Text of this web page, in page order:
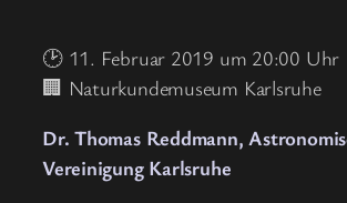
🕑 11. Februar 2019 um 20:00 Uhr
🏢 Naturkundemuseum Karlsruhe
Dr. Thomas Reddmann,
Vereinigung Karlsruhe